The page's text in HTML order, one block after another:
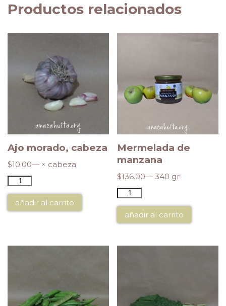
Productos relacionados
Ajo morado, cabeza
$10.00— × cabeza
añadir al carrito
Mermelada de
manzana
$136.00— 340 gr
añadir al carrito